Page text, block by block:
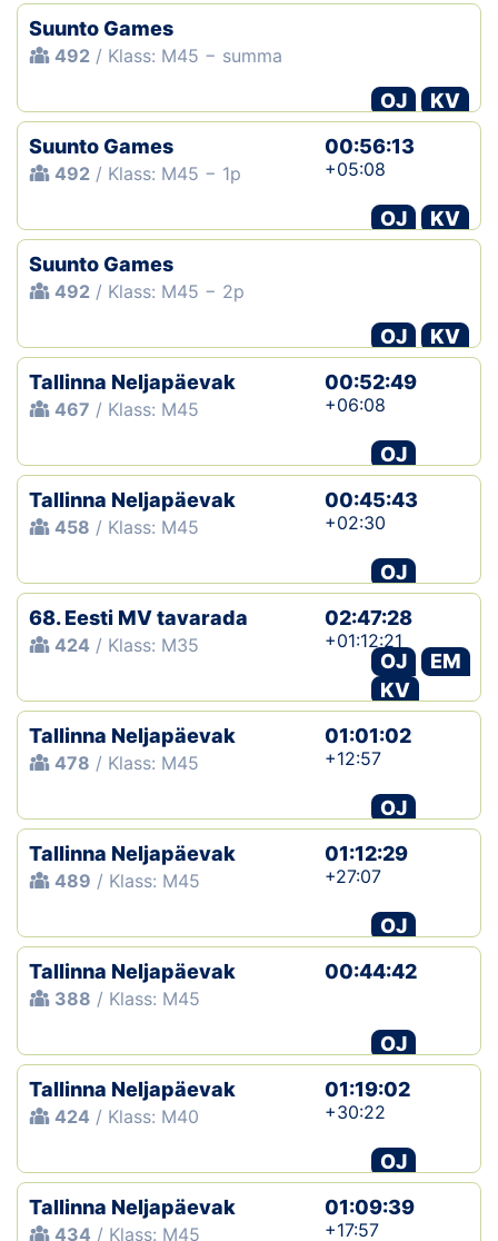
Suunto Games
492 / Klass: M45 − summa
OJ
KV
Suunto Games
492 / Klass: M45 − 1p
00:56:13
+05:08
OJ
KV
Suunto Games
492 / Klass: M45 − 2p
OJ
KV
Tallinna Neljapäevak
467 / Klass: M45
00:52:49
+06:08
OJ
Tallinna Neljapäevak
458 / Klass: M45
00:45:43
+02:30
OJ
68. Eesti MV tavarada
424 / Klass: M35
02:47:28
+01:12:21
OJ
EM
KV
Tallinna Neljapäevak
478 / Klass: M45
01:01:02
+12:57
OJ
Tallinna Neljapäevak
489 / Klass: M45
01:12:29
+27:07
OJ
Tallinna Neljapäevak
388 / Klass: M45
00:44:42
OJ
Tallinna Neljapäevak
424 / Klass: M40
01:19:02
+30:22
OJ
Tallinna Neljapäevak
434 / Klass: M45
01:09:39
+17:57